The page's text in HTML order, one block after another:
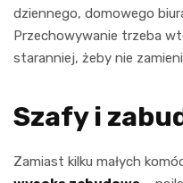
dziennego, domowego
Przechowywanie trzeba
staranniej, żeby nie
Szafy i
Zamiast kilku małych